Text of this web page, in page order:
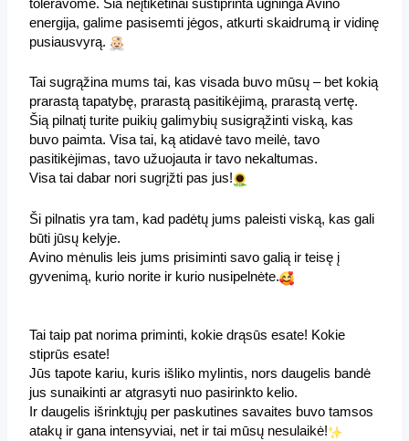
energija, galime pasisemti jėgos, atkurti skaidrumą ir vidinę
pusiausvyrą.
Tai sugrąžina mums tai, kas visada buvo mūsų – bet kokią
prarastą tapatybę, prarastą pasitikėjimą, prarastą vertę.
Šią pilnatį turite puikių galimybių susigrąžinti viską, kas
buvo paimta. Visa tai, ką atidavė tavo meilė, tavo
pasitikėjimas, tavo užuojauta ir tavo nekaltumas.
Visa tai dabar nori sugrįžti pas jus!
Ši pilnatis yra tam, kad padėtų jums paleisti viską, kas gali
būti jūsų kelyje.
Avino mėnulis leis jums prisiminti savo galią ir teisę į
gyvenimą, kurio norite ir kurio nusipelnėte.
Tai taip pat norima priminti, kokie drąsūs esate! Kokie
stiprūs esate!
Jūs tapote kariu, kuris išliko mylintis, nors daugelis bandė
jus sunaikinti ar atgrasyti nuo pasirinkto kelio.
Ir daugelis išrinktųjų per paskutines savaites buvo tamsos
atakų ir gana intensyviai, net ir tai mūsų nesulaikė!